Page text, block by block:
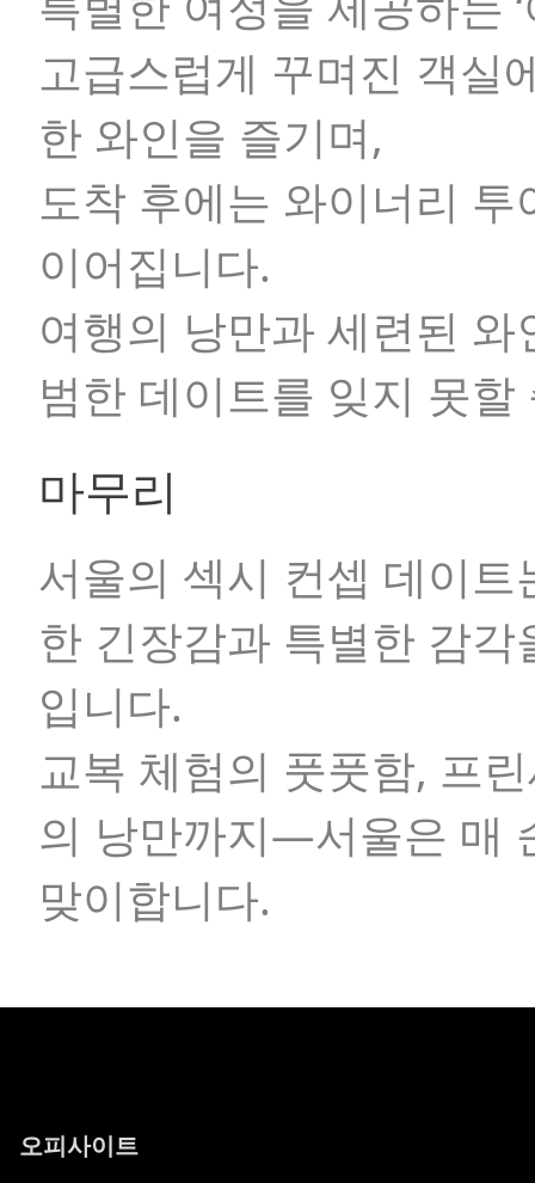
고급스럽게 꾸며진 객실
한 와인을 즐기며,
도착 후에는 와이너리
이어집니다.
여행의 낭만과 세련된
범한 데이트를 잊지 못
마무리
서울의 섹시 컨셉 데이
한 긴장감과 특별한 감
입니다.
교복 체험의 풋풋함, 프
의 낭만까지—서울은 매
맞이합니다.
오피사이트